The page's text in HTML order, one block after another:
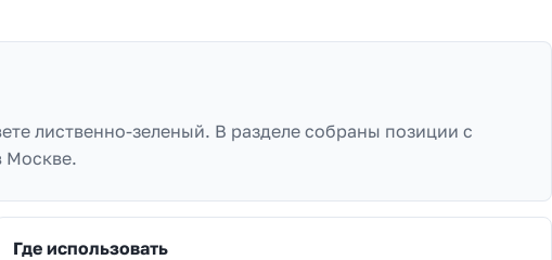
лиственно-зеленый. В разделе собраны позиции с
Москве.
Где использовать